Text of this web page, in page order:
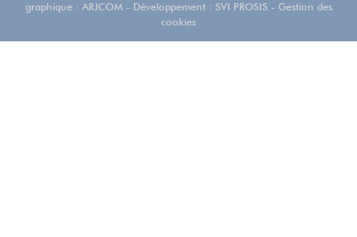
graphique : ARJCOM - Développement : SVI PROSIS - Gestion des
cookies